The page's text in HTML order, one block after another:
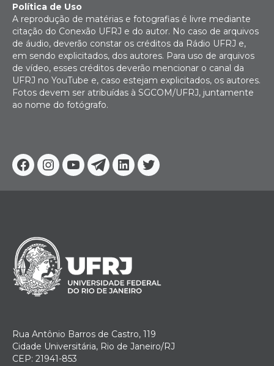
Facebook
Instagram
YoutubeTelegram
Linkedin
Twitter
Política de Uso
A reprodução de matérias e fotografias é livre mediante
citação do Conexão UFRJ e do autor. No caso de arquivos
de áudio, deverão constar os créditos da Rádio UFRJ e,
em sendo explicitados, dos autores. Para uso de arquivos
de vídeo, esses créditos deverão mencionar o canal da
UFRJ no YouTube e, caso estejam explicitados, os autores.
Fotos devem ser atribuídas à SGCOM/UFRJ, juntamente
ao nome do fotógrafo.
Rua Antônio Barros de Castro, 119
Cidade Universitária, Rio de Janeiro/RJ
CEP: 21941-853